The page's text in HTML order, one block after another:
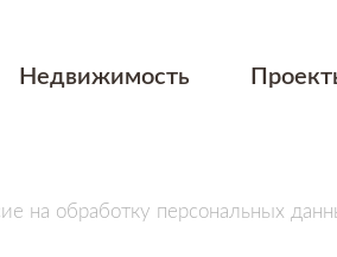
Недвижимость
на обработку персональных